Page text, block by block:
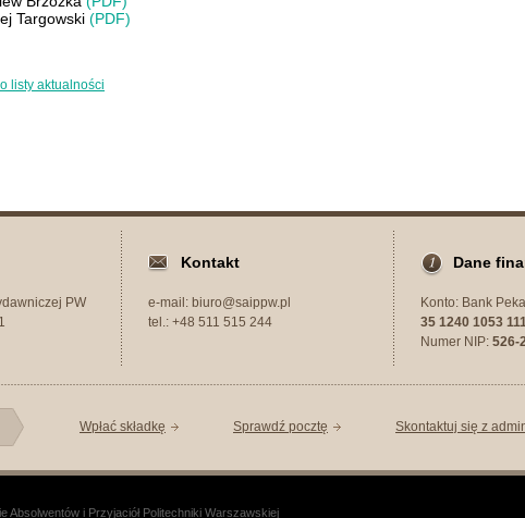
Targowski (PDF)
listy aktualności
PW
Kontakt
e-mail: biuro@saippw.pl
tel.: +48 511 515 244
Dane
Konto: Bank
35 1240 1053
Numer NIP: 526-
Wpłać składkę Sprawdź pocztę Skontaktuj się z
Absolwentów i Przyjaciół Politechniki Warszawskiej